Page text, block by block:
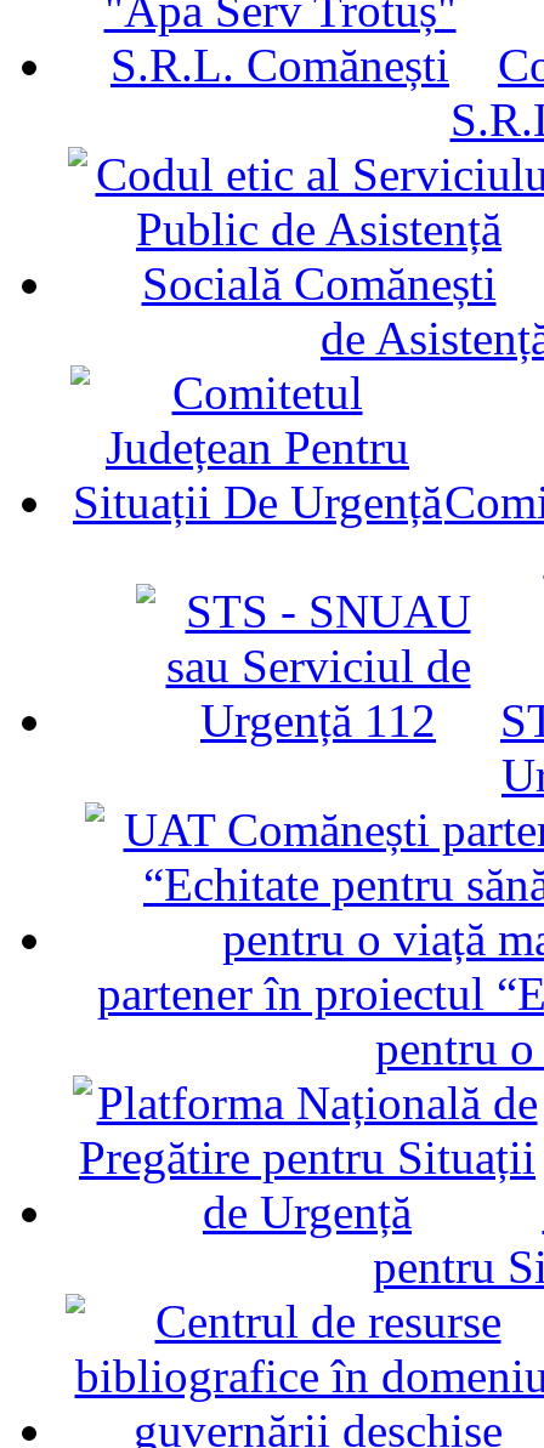
de
partener în proiectul
pentru
pentru